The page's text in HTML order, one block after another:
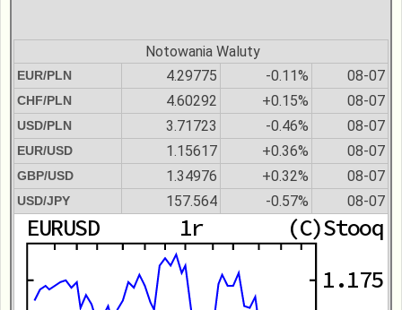
Notowania Waluty
EUR/PLN 4.29775 -0.11% 08-07
CHF/PLN 4.60292 +0.15% 08-07
USD/PLN 3.71723 -0.46% 08-07
EUR/USD 1.15617 +0.36% 08-07
GBP/USD 1.34976 +0.32% 08-07
USD/JPY 157.564 -0.57% 08-07